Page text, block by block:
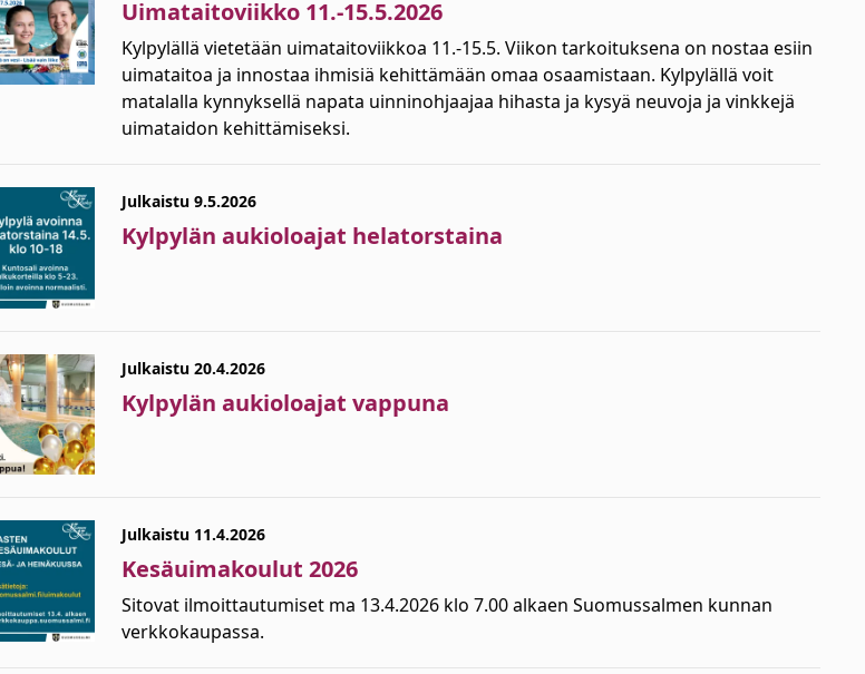
Uimataitoviikko 11.-15.5.2026
Kylpylällä vietetään uimataitoviikkoa 11.-15.5. Viikon tarkoituksena on nostaa esiin
uimataitoa ja innostaa ihmisiä kehittämään omaa osaamistaan. Kylpylällä voit
matalalla kynnyksellä napata uinninohjaajaa hihasta ja kysyä neuvoja ja vinkkejä
uimataidon kehittämiseksi.
Julkaistu 9.5.2026
Kylpylän aukioloajat helatorstaina
Julkaistu 20.4.2026
Kylpylän aukioloajat vappuna
Julkaistu 11.4.2026
Kesäuimakoulut 2026
Sitovat ilmoittautumiset ma 13.4.2026 klo 7.00 alkaen Suomussalmen kunnan
verkkokaupassa.